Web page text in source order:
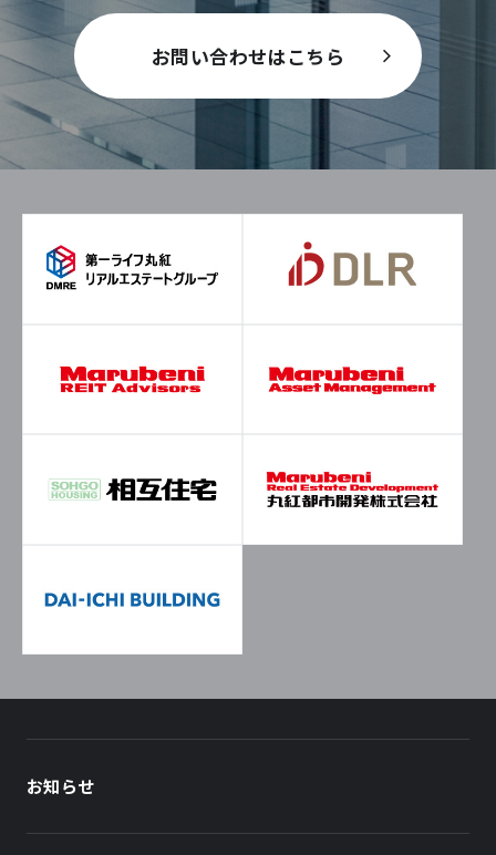
お問い合わせはこちら
お知らせ